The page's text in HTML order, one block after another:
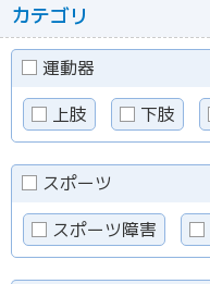
カテゴリ
運動器
上肢
下肢
スポーツ
スポーツ障害